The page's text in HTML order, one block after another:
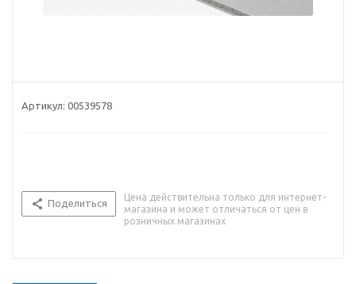
Артикул: 00539578
Поделиться
Цена действительна только для интернет-
магазина и может отличаться от цен в
розничных магазинах